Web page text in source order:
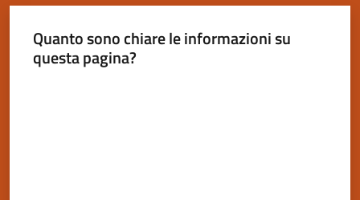
Dozza
Quanto sono chiare le informazioni su
questa pagina?